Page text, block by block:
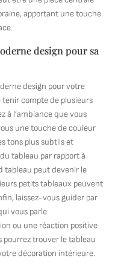
apportant une touche
design pour sa
design pour votre
compte de plusieurs
à l’ambiance que vous
une touche de couleur
tons plus subtils et
tableau par rapport à
tableau peut devenir le
petits tableaux peuvent
laissez-vous guider par
vous parle
ou une réaction positive
pourrez trouver le tableau
décoration intérieure.